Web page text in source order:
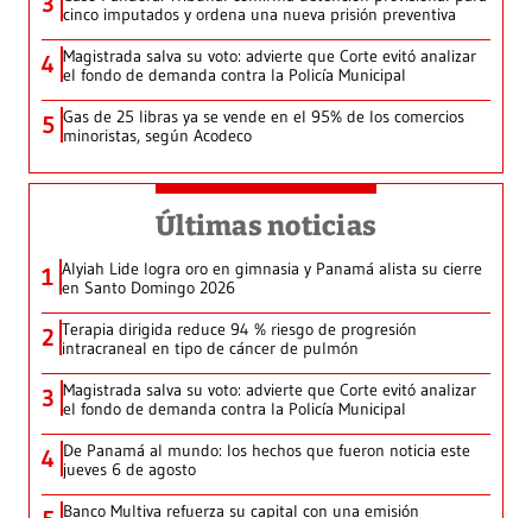
cinco imputados y ordena una nueva prisión preventiva
4 Magistrada salva su voto: advierte que Corte evitó analizar
el fondo de demanda contra la Policía Municipal
5 Gas de 25 libras ya se vende en el 95% de los comercios
minoristas, según Acodeco
Últimas noticias
1 Alyiah Lide logra oro en gimnasia y Panamá alista su cierre
en Santo Domingo 2026
2 Terapia dirigida reduce 94 % riesgo de progresión
intracraneal en tipo de cáncer de pulmón
3 Magistrada salva su voto: advierte que Corte evitó analizar
el fondo de demanda contra la Policía Municipal
4 De Panamá al mundo: los hechos que fueron noticia este
jueves 6 de agosto
Banco Multiva refuerza su capital con una emisión